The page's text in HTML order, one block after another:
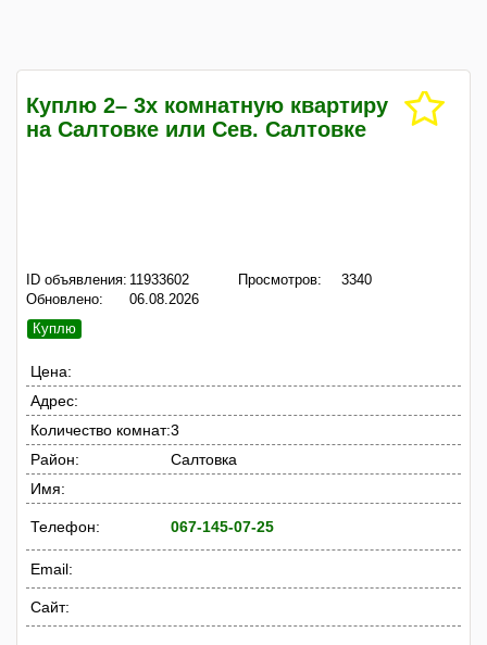
Куплю 2– 3х комнатную квартиру
на Салтовке или Сев. Салтовке
ID объявления: 11933602
Обновлено:
06.08.2026
Просмотров: 3340
Куплю
Цена:
Адрес:
Количество комнат:3
Район:
Салтовка
Имя:
Телефон: 067-145-07-25
Email:
Сайт: